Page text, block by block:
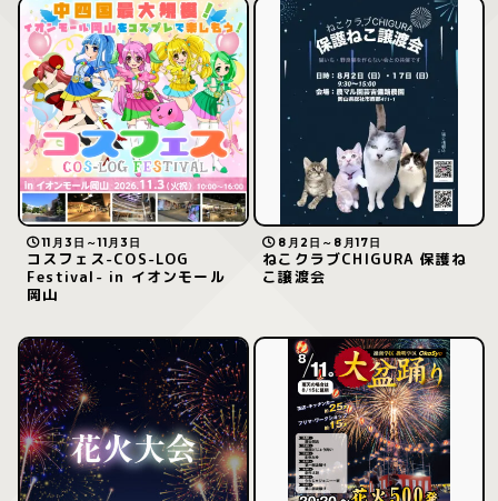
11月3日～11月3日
コスフェス-COS-LOG
Festival- in イオンモール
岡山
8月2日～8月17日
ねこクラブCHIGURA 保護ね
こ譲渡会